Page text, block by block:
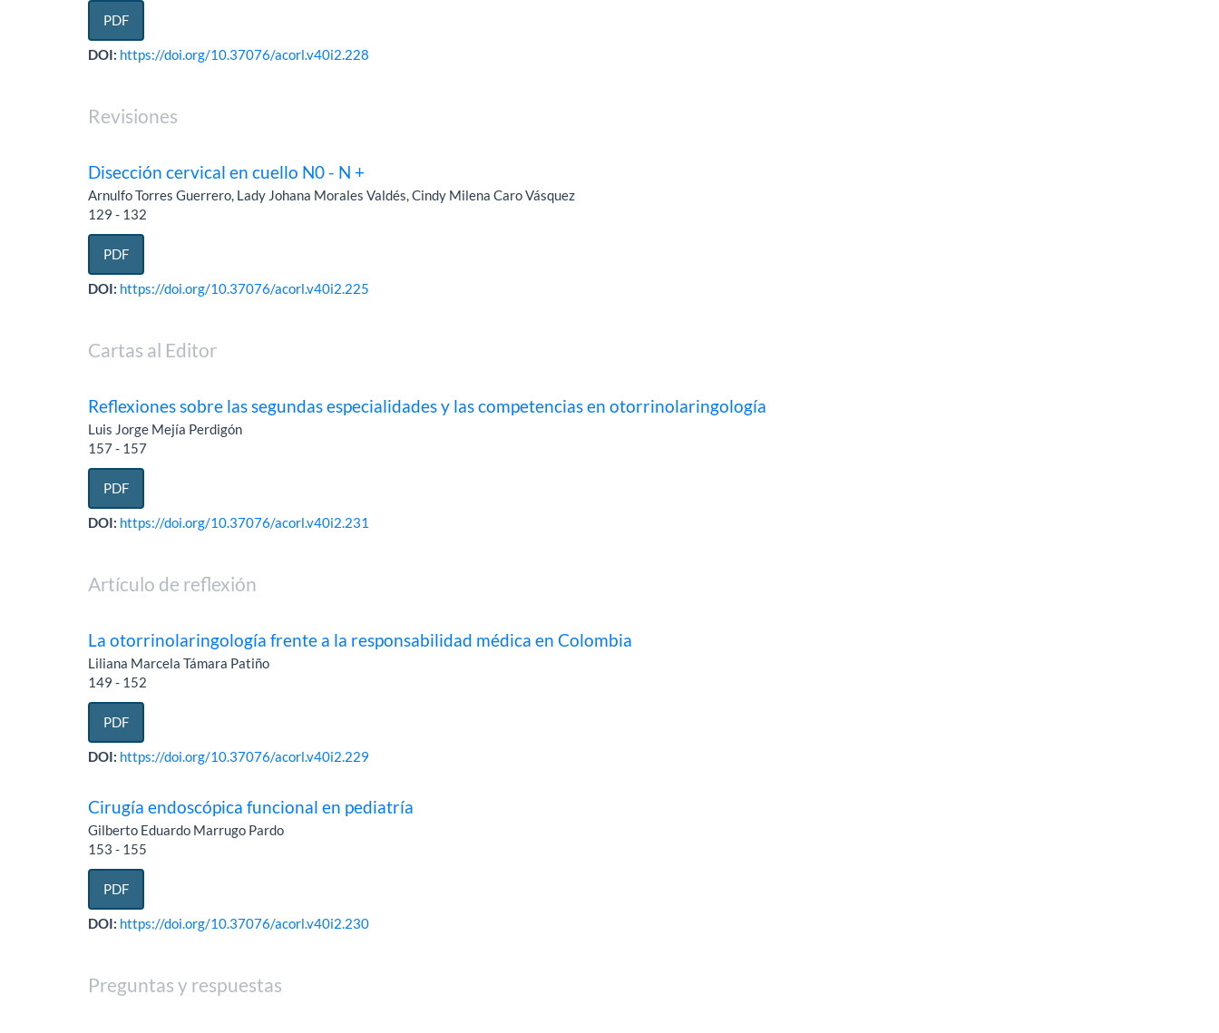
PDF
DOI: https://doi.org/10.37076/acorl.v40i2.228
Revisiones
Disección cervical en cuello N0 - N +
Arnulfo Torres Guerrero, Lady Johana Morales Valdés, Cindy Milena Caro Vásquez
129 - 132
PDF
DOI: https://doi.org/10.37076/acorl.v40i2.225
Cartas al Editor
Reflexiones sobre las segundas especialidades y las competencias en otorrinolaringología
Luis Jorge Mejía Perdigón
157 - 157
PDF
DOI: https://doi.org/10.37076/acorl.v40i2.231
Artículo de reflexión
La otorrinolaringología frente a la responsabilidad médica en Colombia
Liliana Marcela Támara Patiño
149 - 152
PDF
DOI: https://doi.org/10.37076/acorl.v40i2.229
Cirugía endoscópica funcional en pediatría
Gilberto Eduardo Marrugo Pardo
153 - 155
PDF
DOI: https://doi.org/10.37076/acorl.v40i2.230
Preguntas y respuestas